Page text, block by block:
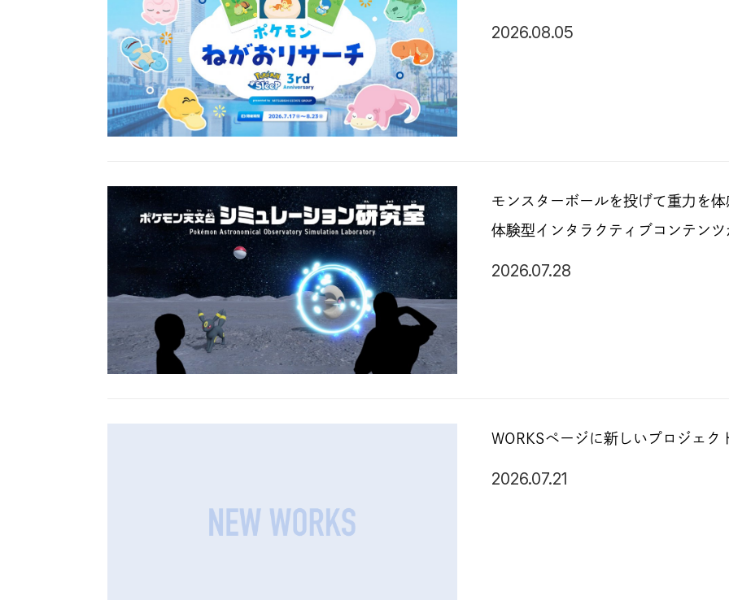
2026.08.05
モンスターボールを投げて重力を
体験型インタラクティブコンテン
2026.07.28
WORKSページに新しいプロジェク
2026.07.21